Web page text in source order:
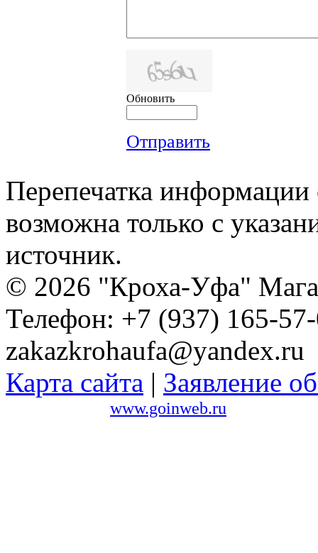
Обновить
Отправить
Перепечатка
возможна только с
источник.
© 2026 "Кроха-Уфа"
Телефон: +7 (937) 165-
zakazkrohaufa@yandex.ru
Карта сайта | Заявление
www.goinweb.ru